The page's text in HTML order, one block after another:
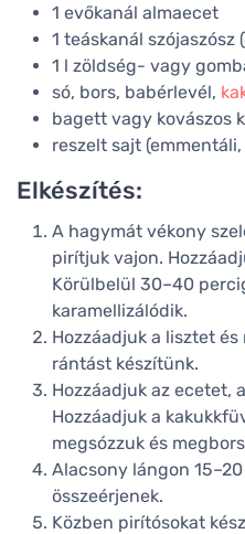
1 evőkanál almaecet
1 teáskanál szójaszósz
1 l zöldség- vagy
só, bors, babérlevél,
bagett vagy kovászos
reszelt sajt
Elkészítés:
A hagymát vékony
pirítjuk vajon.
Körülbelül 30–40
karamellizálódik.
Hozzáadjuk a lisztet
rántást készítünk.
Hozzáadjuk az ecetet,
Hozzáadjuk a
megsózzuk és
Alacsony lángon
összeérjenek.
Közben pirítósokat